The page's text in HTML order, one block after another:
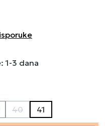
1-3 dana
dostupna.)
40
(Ova opcija trenutno
41